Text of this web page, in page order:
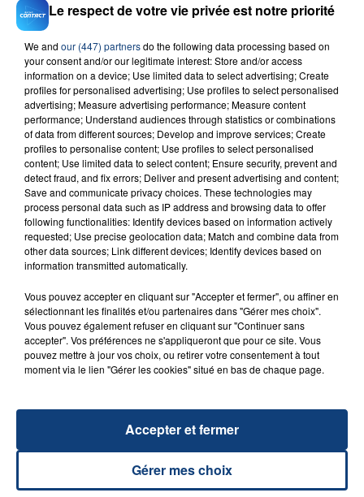
23 juillet 2026
INCENDIE MORTEL À LENS : UNE FEMME ET
SON BÉBÉ ENTRE LA VIE ET LA...
Un homme s'est immolé par le feu après avoir
aspergé sa compagne et leur bébé de trois mois
d'un liquide inflammable.
20 juillet 2026
UNE ADOLESCENTE DEVANT SE FAIRE
OPÉRER DE LA CHEVILLE RESSORT DE LA...
reconnu sa responsabilité et présenté ses
excuses.
TITRES DIFFUSÉS
Le respect de votre vie privée est notre priorité
We and our (447) partnersdo the following data processing based on
your consent and/or our legitimate interest: Store and/or access
information on a device; Use limited data to select advertising; Create
profiles for personalised advertising; Use profiles to select personalised
advertising; Measure advertising performance; Measure content
performance; Understand audiences through statistics or combinations
of data from different sources; Develop and improve services; Create
profiles to personalise content; Use profiles to select personalised
content; Use limited data to select content; Ensure security, prevent and
detect fraud, and fix errors; Deliver and present advertising and content;
Save and communicate privacy choices. These technologies may
process personal data such as IP address and browsing data to offer
following functionalities: Identify devices based on information actively
requested; Use precise geolocation data; Match and combine data from
other data sources; Link different devices; Identify devices based on
information transmitted automatically.
Vous pouvez accepter en cliquant sur "Accepter et fermer", ou affiner en
sélectionnant les finalités et/ou partenaires dans "Gérer mes choix".
Vous pouvez également refuser en cliquant sur "Continuer sans
accepter". Vos préférences ne s'appliqueront que pour ce site. Vous
pouvez mettre à jour vos choix, ou retirer votre consentement à tout
moment via le lien "Gérer les cookies" situé en bas de chaque page.
Gérer mes choix
Accepter et fermer